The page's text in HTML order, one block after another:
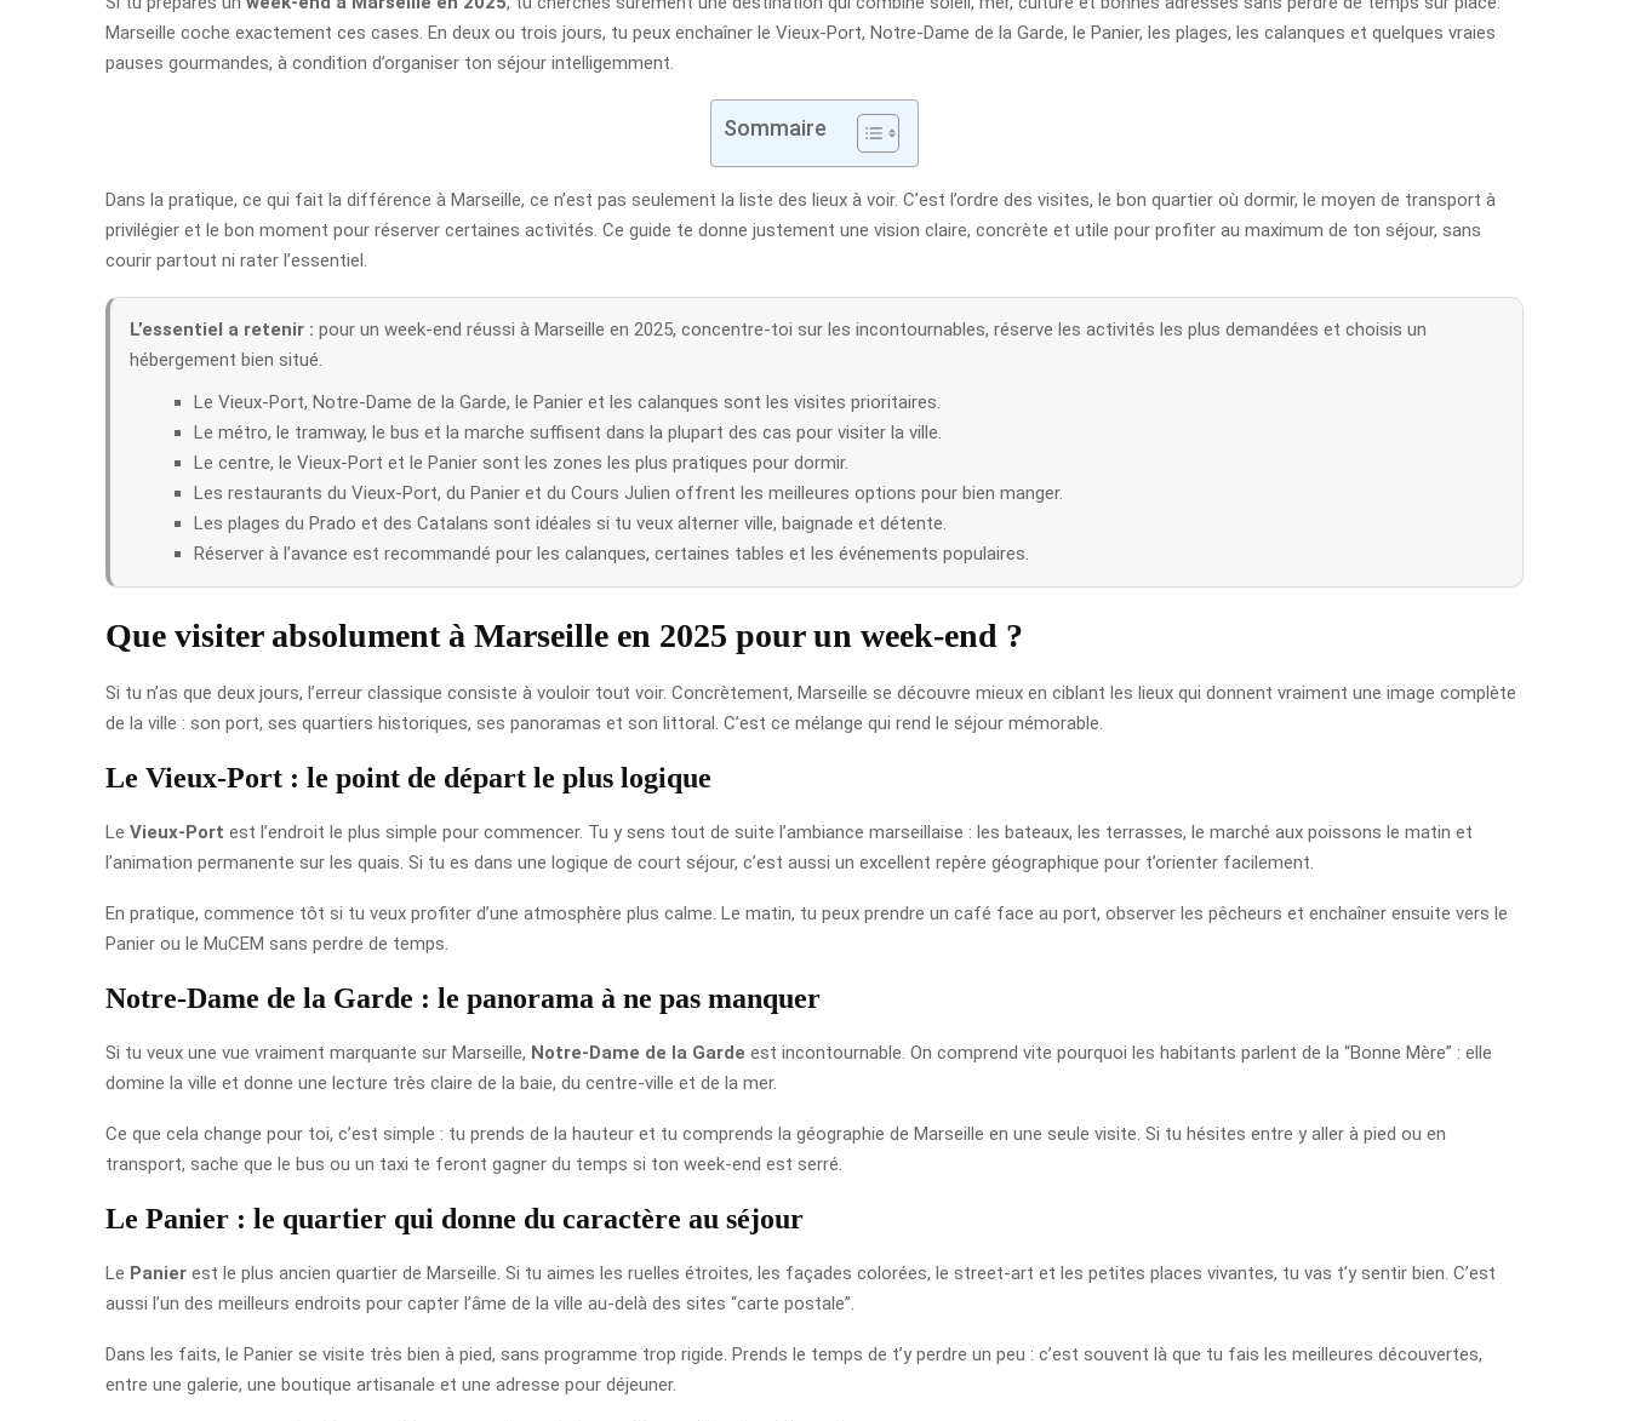
Marseille coche exactement ces cases. En deux ou trois jours, tu peux enchaîner le Vieux-Port, Notre-Dame de la Garde, le Panier, les plages, les calanques et quelques vraies
pauses gourmandes, à condition d’organiser ton séjour intelligemment.
Sommaire
Dans la pratique, ce qui fait la différence à Marseille, ce n’est pas seulement la liste des lieux à voir. C’est l’ordre des visites, le bon quartier où dormir, le moyen de transport à
privilégier et le bon moment pour réserver certaines activités. Ce guide te donne justement une vision claire, concrète et utile pour profiter au maximum de ton séjour, sans
courir partout ni rater l’essentiel.
L’essentiel a retenir : pour un week-end réussi à Marseille en 2025, concentre-toi sur les incontournables, réserve les activités les plus demandées et choisis un
hébergement bien situé.
Le Vieux-Port, Notre-Dame de la Garde, le Panier et les calanques sont les visites prioritaires.
Le métro, le tramway, le bus et la marche suffisent dans la plupart des cas pour visiter la ville.
Le centre, le Vieux-Port et le Panier sont les zones les plus pratiques pour dormir.
Les restaurants du Vieux-Port, du Panier et du Cours Julien offrent les meilleures options pour bien manger.
Les plages du Prado et des Catalans sont idéales si tu veux alterner ville, baignade et détente.
Réserver à l’avance est recommandé pour les calanques, certaines tables et les événements populaires.
Que visiter absolument à Marseille en 2025 pour un week-end ?
Si tu n’as que deux jours, l’erreur classique consiste à vouloir tout voir. Concrètement, Marseille se découvre mieux en ciblant les lieux qui donnent vraiment une image complète
de la ville : son port, ses quartiers historiques, ses panoramas et son littoral. C’est ce mélange qui rend le séjour mémorable.
Le Vieux-Port : le point de départ le plus logique
Le Vieux-Port est l’endroit le plus simple pour commencer. Tu y sens tout de suite l’ambiance marseillaise : les bateaux, les terrasses, le marché aux poissons le matin et
l’animation permanente sur les quais. Si tu es dans une logique de court séjour, c’est aussi un excellent repère géographique pour t’orienter facilement.
En pratique, commence tôt si tu veux profiter d’une atmosphère plus calme. Le matin, tu peux prendre un café face au port, observer les pêcheurs et enchaîner ensuite vers le
Panier ou le MuCEM sans perdre de temps.
Notre-Dame de la Garde : le panorama à ne pas manquer
Si tu veux une vue vraiment marquante sur Marseille, Notre-Dame de la Garde est incontournable. On comprend vite pourquoi les habitants parlent de la “Bonne Mère” : elle
domine la ville et donne une lecture très claire de la baie, du centre-ville et de la mer.
Ce que cela change pour toi, c’est simple : tu prends de la hauteur et tu comprends la géographie de Marseille en une seule visite. Si tu hésites entre y aller à pied ou en
transport, sache que le bus ou un taxi te feront gagner du temps si ton week-end est serré.
Le Panier : le quartier qui donne du caractère au séjour
Le Panier est le plus ancien quartier de Marseille. Si tu aimes les ruelles étroites, les façades colorées, le street-art et les petites places vivantes, tu vas t’y sentir bien. C’est
aussi l’un des meilleurs endroits pour capter l’âme de la ville au-delà des sites “carte postale”.
Dans les faits, le Panier se visite très bien à pied, sans programme trop rigide. Prends le temps de t’y perdre un peu : c’est souvent là que tu fais les meilleures découvertes,
entre une galerie, une boutique artisanale et une adresse pour déjeuner.